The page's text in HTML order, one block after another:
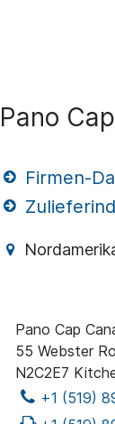
Pano
Firmen-
Pano Cap
55 Webster
N2C2E7
+1 (519)